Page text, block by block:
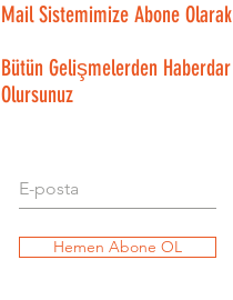
Mail Sistemimize Abone Olarak
Bütün Gelişmelerden Haberdar
Olursunuz
Hemen Abone OL